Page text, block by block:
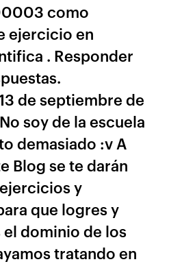
como
ejercicio en
. Responder
de septiembre de
soy de la escuela
demasiado :v A
Blog se te darán
y
que logres y
dominio de los
tratando en